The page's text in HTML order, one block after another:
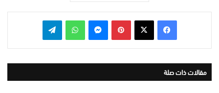
بينتيريست واتساب
مقالات ذات صلة